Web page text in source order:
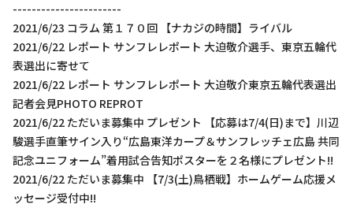
-----------------------
2021/6/23 コラム 第１７０回 【ナカジの時間】ライバル
2021/6/22 レポート サンフレレポート 大迫敬介選手、東京五輪代
表選出に寄せて
2021/6/22 レポート サンフレレポート 大迫敬介東京五輪代表選出
記者会見PHOTO REPROT
2021/6/22 ただいま募集中 プレゼント 【応募は7/4(日)まで】川辺
駿選手直筆サイン入り“広島東洋カープ＆サンフレッチェ広島 共同
記念ユニフォーム”着用試合告知ポスターを２名様にプレゼント!!
2021/6/22 ただいま募集中 【7/3(土)鳥栖戦】ホームゲーム応援メ
ッセージ受付中!!